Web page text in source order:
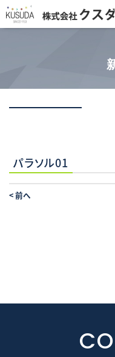
パラソル01
<前へ